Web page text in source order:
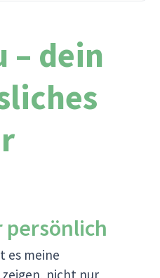
– dein
persönlich
es meine